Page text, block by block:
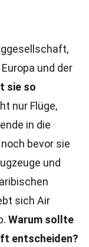
und der
sie so
nur Flüge,
in die
bevor sie
und
sich Air
Warum sollte
entscheiden?